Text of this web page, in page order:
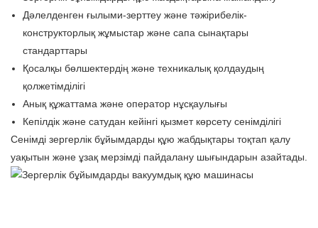
Дәлелденген ғылыми-зерттеу және тәжірибелік-
конструкторлық жұмыстар және сапа сынақтары
стандарттары
Қосалқы бөлшектердің және техникалық қолдаудың
қолжетімділігі
Анық құжаттама және оператор нұсқаулығы
Кепілдік және сатудан кейінгі қызмет көрсету сенімділігі
Сенімді зергерлік бұйымдарды құю жабдықтары тоқтап қалу
уақытын және ұзақ мерзімді пайдалану шығындарын азайтады.